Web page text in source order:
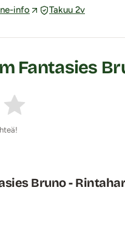
info Takuu 2v
Fantasies
Bruno -